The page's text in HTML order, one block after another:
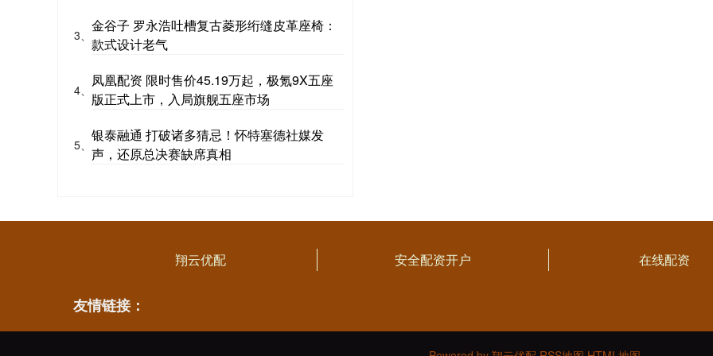
3、
金谷子 罗永浩吐槽复古菱形绗缝皮革座椅：
款式设计老气
4、
凤凰配资 限时售价45.19万起，极氪9X五座
版正式上市，入局旗舰五座市场
5、
银泰融通 打破诸多猜忌！怀特塞德社媒发
声，还原总决赛缺席真相
翔云优配 安全配资开户 在线配资
友情链接：